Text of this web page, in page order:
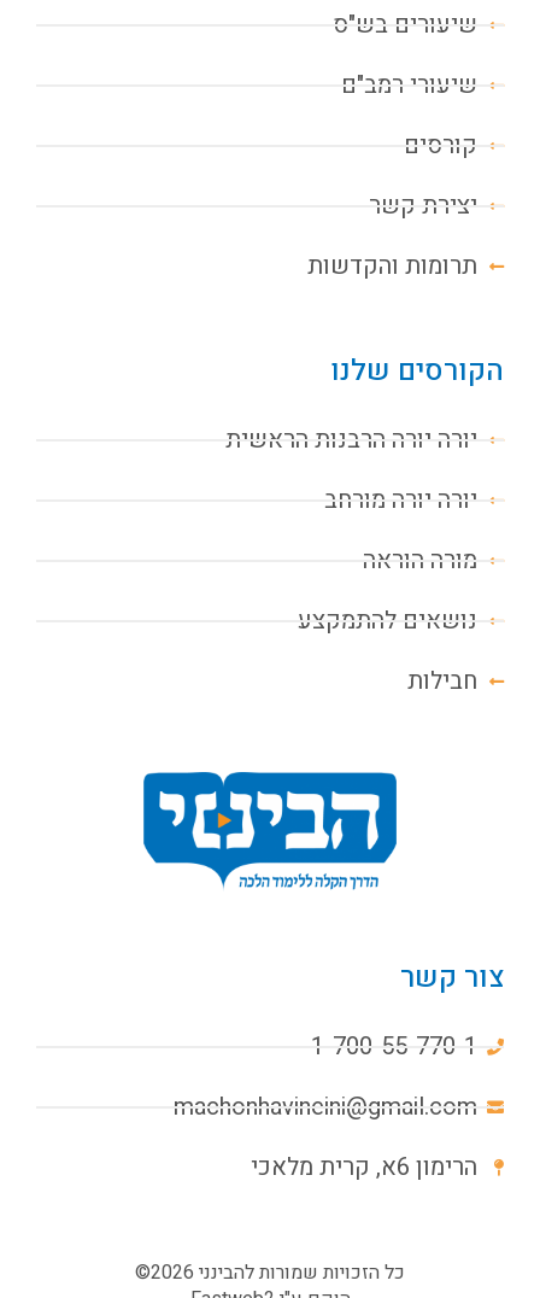
שיעורים בש"ס
שיעורי רמב"ם
קורסים
יצירת קשר
תרומות והקדשות
הקורסים שלנו
יורה יורה הרבנות הראשית
יורה יורה מורחב
מורה הוראה
נושאים להתמקצע
חבילות
צור קשר
1-700-55-770-1
machonhavineini@gmail.com
הרימון 6א, קרית מלאכי
כל הזכויות שמורות להבינני 2026©